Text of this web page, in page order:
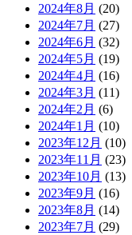
2024年8月 (20)
2024年7月 (27)
2024年6月 (32)
2024年5月 (19)
2024年4月 (16)
2024年3月 (11)
2024年2月 (6)
2024年1月 (10)
2023年12月 (10)
2023年11月 (23)
2023年10月 (13)
2023年9月 (16)
2023年8月 (14)
2023年7月 (29)